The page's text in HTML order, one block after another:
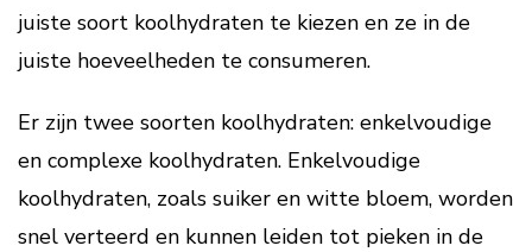
juiste soort koolhydraten te kiezen en ze in de
juiste hoeveelheden te consumeren.
Er zijn twee soorten koolhydraten: enkelvoudige
en complexe koolhydraten. Enkelvoudige
koolhydraten, zoals suiker en witte bloem, worden
snel verteerd en kunnen leiden tot pieken in de